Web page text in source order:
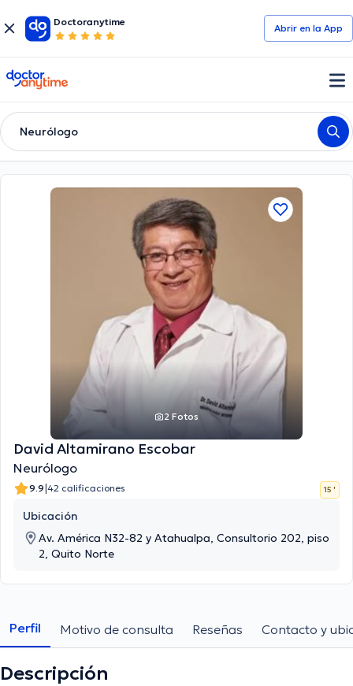
Doctoranytime
Abrir en la App
doctoranytime
Neurólogo
2 Fotos
David Altamirano Escobar
Neurólogo
9.9|42 calificaciones 15 '
Ubicación
Av. América N32-82 y Atahualpa, Consultorio 202, piso
2, Quito Norte
Perfil Motivo de consulta Reseñas Contacto y
Descripción